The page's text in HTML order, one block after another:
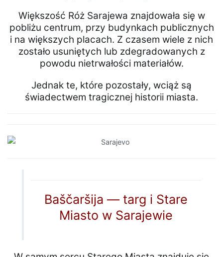
Większość Róż Sarajewa znajdowała się w
pobliżu centrum, przy budynkach publicznych
i na większych placach. Z czasem wiele z nich
zostało usuniętych lub zdegradowanych z
powodu nietrwałości materiałów.
Jednak te, które pozostały, wciąż są
świadectwem tragicznej historii miasta.
Baščaršija — targ i Stare
Miasto w Sarajewie